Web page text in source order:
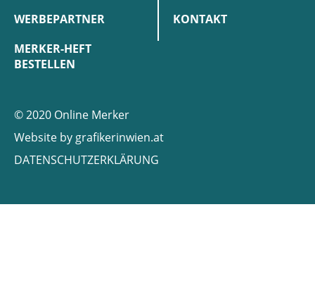
WERBEPARTNER
MERKER-HEFT
BESTELLEN
KONTAKT
© 2020 Online Merker
Website by grafikerinwien.at
DATENSCHUTZERKLÄRUNG